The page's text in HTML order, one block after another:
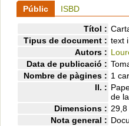
Públic ISBD
Títol :
Tipus de document : text
Autors :
Data de publicació :
Nombre de pàgines : 1
ll. :
de
Dimensions : 29,8
Nota general :